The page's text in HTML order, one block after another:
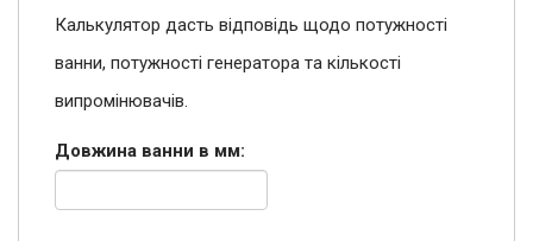
Калькулятор дасть відповідь щодо потужності
ванни, потужності генератора та кількості
випромінювачів.
Довжина ванни в мм: